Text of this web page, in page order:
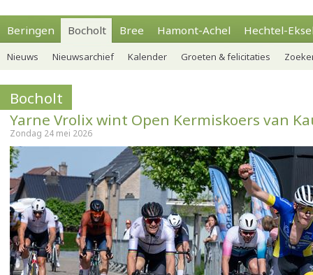
Beringen Bocholt Bree Hamont-Achel Hechtel-
Nieuws Nieuwsarchief Kalender Groeten & felicitaties
Bocholt
Yarne Vrolix wint Open Kermiskoers van
Zondag 24 mei 2026